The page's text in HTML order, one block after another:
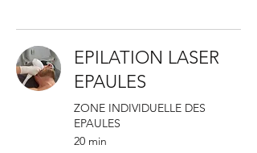
EPILATION LASER
EPAULES
ZONE INDIVIDUELLE DES
EPAULES
20 min